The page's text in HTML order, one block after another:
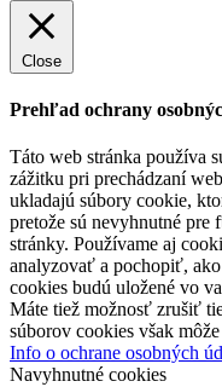
Close
Prehľad ochrany
Táto web stránka používa
zážitku pri prechádzaní
ukladajú súbory cookie,
pretože sú nevyhnutné
stránky. Používame aj
analyzovať a pochopiť,
cookies budú uložené vo
Máte tiež možnosť zrušiť
súborov cookies však
Info o ochrane osobných
Navyhnutné cookies